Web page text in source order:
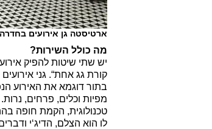
ארטיסטה גן אירועים בחדרה
מה כולל השירות?
יש שתי שיטות להפיק
קורת גג אחת“. גני
בתור דוגמא את האירוע
מפיות וכלים, פרחים,
טכנולוגית, הקמת חופה
לו הוא הצלם, הדיג‘י